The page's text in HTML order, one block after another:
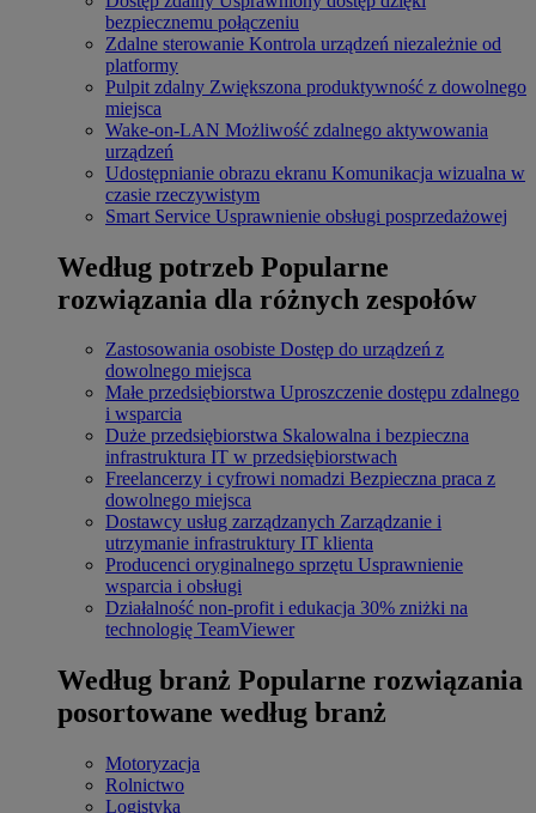
bezpiecznemu połączeniu
Zdalne sterowanie Kontrola urządzeń niezależnie od
platformy
Pulpit zdalny Zwiększona produktywność z dowolnego
miejsca
Wake-on-LAN Możliwość zdalnego aktywowania
urządzeń
Udostępnianie obrazu ekranu Komunikacja wizualna w
czasie rzeczywistym
Smart Service Usprawnienie obsługi posprzedażowej
Według potrzeb Popularne
rozwiązania dla różnych zespołów
Zastosowania osobiste Dostęp do urządzeń z
dowolnego miejsca
Małe przedsiębiorstwa Uproszczenie dostępu zdalnego
i wsparcia
Duże przedsiębiorstwa Skalowalna i bezpieczna
infrastruktura IT w przedsiębiorstwach
Freelancerzy i cyfrowi nomadzi Bezpieczna praca z
dowolnego miejsca
Dostawcy usług zarządzanych Zarządzanie i
utrzymanie infrastruktury IT klienta
Producenci oryginalnego sprzętu Usprawnienie
wsparcia i obsługi
Działalność non-profit i edukacja 30% zniżki na
technologię TeamViewer
Według branż Popularne rozwiązania
posortowane według branż
Motoryzacja
Rolnictwo
Logistyka